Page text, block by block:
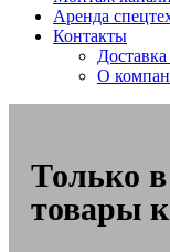
Аренда
Контакты
О
Только
товары